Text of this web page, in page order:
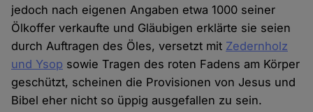
jedoch nach eigenen Angaben etwa 1000 seiner
Ölkoffer verkaufte und Gläubigen erklärte sie seien
durch Auftragen des Öles, versetzt mit Zedernholz
und Ysop sowie Tragen des roten Fadens am Körper
geschützt, scheinen die Provisionen von Jesus und
Bibel eher nicht so üppig ausgefallen zu sein.